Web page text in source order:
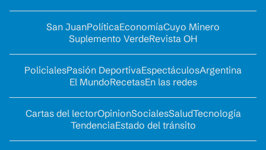
San JuanPolíticaEconomíaCuyo Minero
Suplemento VerdeRevista OH
PolicialesPasión DeportivaEspectáculosArgentina
El MundoRecetasEn las redes
Cartas del lectorOpinionSocialesSaludTecnología
TendenciaEstado del tránsito